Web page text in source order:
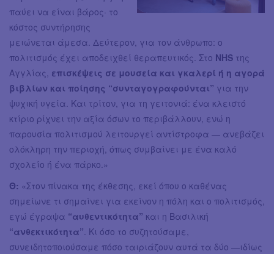
παύει να είναι βάρος· το
κόστος συντήρησης
μειώνεται άμεσα. Δεύτερον, για τον άνθρωπο: ο
πολιτισμός έχει αποδειχθεί θεραπευτικός. Στο NHS της
Αγγλίας, επισκέψεις σε μουσεία και γκαλερί ή η αγορά
βιβλίων και ποίησης “συνταγογραφούνται” για την
ψυχική υγεία. Και τρίτον, για τη γειτονιά: ένα κλειστό
κτίριο ρίχνει την αξία όσων το περιβάλλουν, ενώ η
παρουσία πολιτισμού λειτουργεί αντίστροφα — ανεβάζει
ολόκληρη την περιοχή, όπως συμβαίνει με ένα καλό
σχολείο ή ένα πάρκο.»
Θ: «Στον πίνακα της έκθεσης, εκεί όπου ο καθένας
σημείωνε τι σημαίνει για εκείνον η πόλη και ο πολιτισμός,
εγώ έγραψα “αυθεντικότητα” και η Βασιλική
“ανθεκτικότητα” . Κι όσο το συζητούσαμε,
συνειδητοποιούσαμε πόσο ταιριάζουν αυτά τα δύο —ιδίως